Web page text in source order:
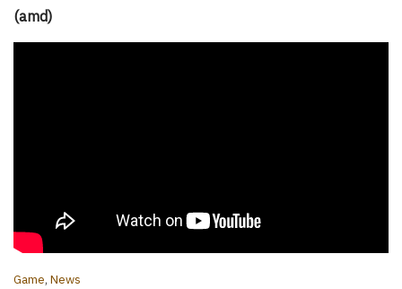
(amd)
C
Game, News